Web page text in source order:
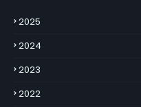
2025
2024
2023
2022